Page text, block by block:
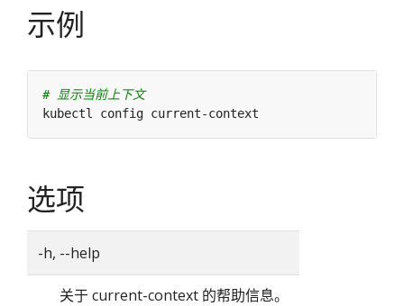
示例
# 显示当前上下文
选项
-h, --help
关于 current-context 的帮助信息。